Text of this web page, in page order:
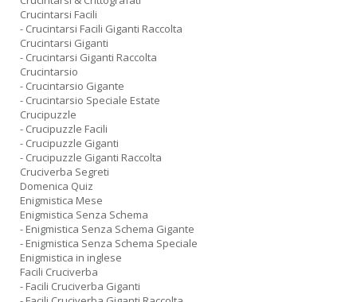
Crucintarsi Facili
- Crucintarsi Facili Giganti Raccolta
Crucintarsi Giganti
- Crucintarsi Giganti Raccolta
Crucintarsio
- Crucintarsio Gigante
- Crucintarsio Speciale Estate
Crucipuzzle
- Crucipuzzle Facili
- Crucipuzzle Giganti
- Crucipuzzle Giganti Raccolta
Cruciverba Segreti
Domenica Quiz
Enigmistica Mese
Enigmistica Senza Schema
- Enigmistica Senza Schema Gigante
- Enigmistica Senza Schema Speciale
Enigmistica in inglese
Facili Cruciverba
- Facili Cruciverba Giganti